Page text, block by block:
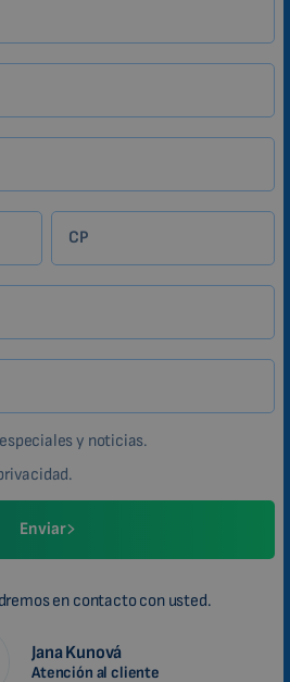
CP
y noticias.
Enviar
en contacto con usted.
Jana Kunová
Atención al cliente